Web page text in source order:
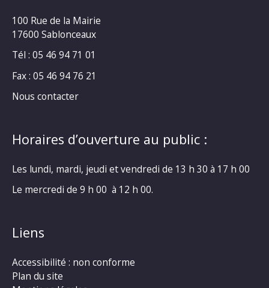
100 Rue de la Mairie
17600 Sablonceaux
Tél : 05 46 94 71 01
Fax : 05 46 94 76 21
Nous contacter
Horaires d’ouverture au public :
Les lundi, mardi, jeudi et vendredi de 13 h 30 à 17 h 00
Le mercredi de 9 h 00 à 12 h 00.
Liens
Accessibilité : non conforme
Plan du site